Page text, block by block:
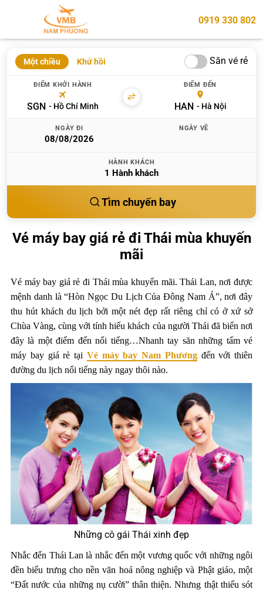
0919 330 802
Một chiều Khứ hồi Săn vé rẻ
ĐIỂM KHỞI HÀNH
SGN Hồ Chí Minh
ĐIỂM ĐẾN
HAN Hà Nội
NGÀY ĐI NGÀY VỀ
HÀNH KHÁCH
1 Hành khách
Tìm chuyến bay
Vé máy bay giá rẻ đi Thái mùa khuyến
mãi
Vé máy bay giá rẻ đi Thái mùa khuyến mãi. Thái Lan, nơi được
mệnh danh là “Hòn Ngọc Du Lịch Của Đông Nam Á”, nơi đây
thu hút khách du lịch bởi một nét đẹp rất riêng chỉ có ở xứ sở
Chùa Vàng, cùng với tính hiếu khách của người Thái đã biến nơi
đây là một điểm đến nổi tiếng…Nhanh tay săn những tấm vé
máy bay giá rẻ tại Vé máy bay Nam Phương đến với thiên
đường du lịch nổi tiếng này ngay thôi nào.
Những cô gái Thái xinh đẹp
Nhắc đến Thái Lan là nhắc đến một vương quốc với những ngôi
đền biểu trưng cho nền văn hoá nông nghiệp và Phật giáo, một
“Đất nước của những nụ cười” thân thiện. Nhưng thật thiếu sót